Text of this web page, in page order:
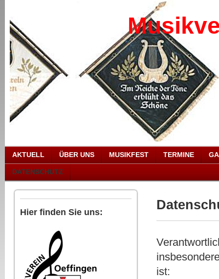
AKTUELL ÜBER UNS MUSIKFEST TERMINE
DATENSCHUTZ
Hier finden Sie uns:
ist: